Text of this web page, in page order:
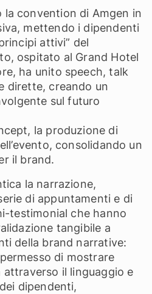
convention di Amgen in
mettendo i dipendenti
attivi” del
ospitato al Grand Hotel
ha unito speech, talk
dirette, creando un
sul futuro
la produzione di
consolidando un
il brand.
la narrazione,
di appuntamenti e di
testimonial che hanno
tangibile a
della brand narrative:
di mostrare
attraverso il linguaggio e
dipendenti,